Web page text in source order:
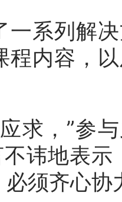
一系列解
程内容，
求，”参
讳地表示
须齐心协